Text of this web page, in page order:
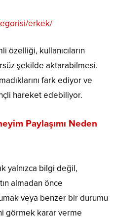
erkek/
özelliği, kullanıcıların
şekilde aktarabilmesi.
fark ediyor ve
hareket edebiliyor.
Paylaşımı Neden
yalnızca bilgi değil,
almadan önce
veya benzer bir durumu
görmek karar verme